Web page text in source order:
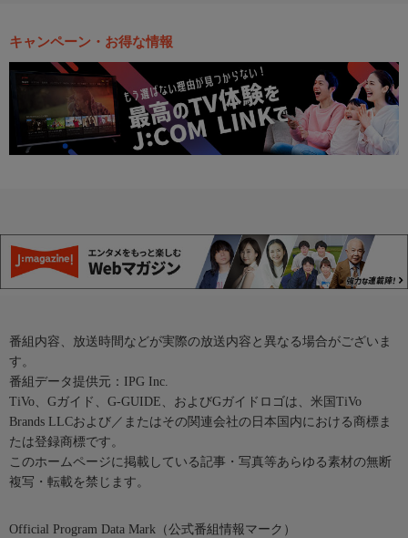
キャンペーン・お得な情報
番組内容、放送時間などが実際の放送内容と異なる場合がございま
す。
番組データ提供元：IPG Inc.
TiVo、Gガイド、G-GUIDE、およびGガイドロゴは、米国TiVo
Brands LLCおよび／またはその関連会社の日本国内における商標ま
たは登録商標です。
このホームページに掲載している記事・写真等あらゆる素材の無断
複写・転載を禁じます。
Official Program Data Mark（公式番組情報マーク）